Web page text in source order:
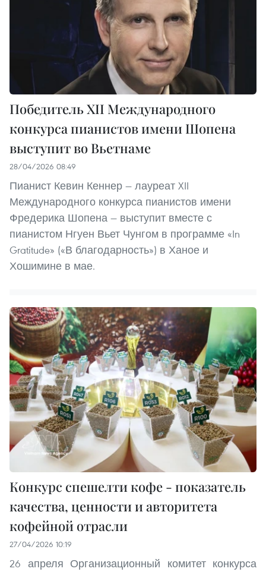
Победитель XII Международного
конкурса пианистов имени Шопена
выступит во Вьетнаме
28/04/2026 08:49
Пианист Кевин Кеннер — лауреат XII
Международного конкурса пианистов имени
Фредерика Шопена — выступит вместе с
пианистом Нгуен Вьет Чунгом в программе «In
Gratitude» («В благодарность») в Ханое и
Хошимине в мае.
Конкурс спешелти кофе - показатель
качества, ценности и авторитета
кофейной отрасли
27/04/2026 10:19
26 апреля Организационный комитет конкурса